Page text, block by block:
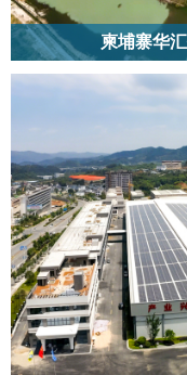
柬埔寨华
柬埔寨华汇针织3.8万㎡钢结
流程合规解决方案。3.8 万